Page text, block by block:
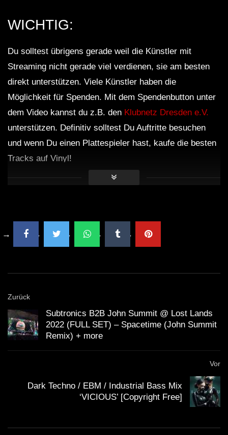
WICHTIG:
Du solltest übrigens gerade weil die Künstler mit
Streaming nicht gerade viel verdienen, sie am besten
direkt unterstützen. Viele Künstler haben die
Möglichkeit für Spenden. Mit dem Spendenbutton unter
dem Video kannst du z.B. den Klubnetz Dresden e.V.
unterstützen. Definitiv solltest Du Auftritte besuchen
und wenn Du einen Plattespieler hast, kaufe die besten
Tracks auf Vinyl!
Zurück
Subtronics B2B John Summit @ Lost Lands
2022 (FULL SET) – Spacetime (John Summit
Remix) + more
Vor
Dark Techno / EBM / Industrial Bass Mix
‘VICIOUS’ [Copyright Free]